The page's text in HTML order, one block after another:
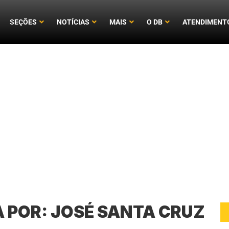
SEÇÕES NOTÍCIAS MAIS O DB
POR: JOSÉ SANTA CRUZ